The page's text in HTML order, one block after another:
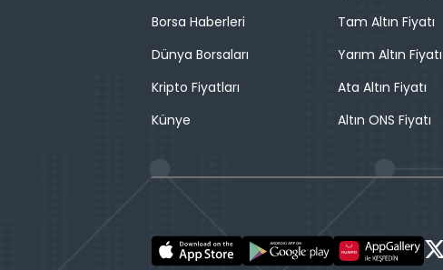
Borsa Haberleri
Dünya Borsaları
Kripto Fiyatları
Künye
Tam Altın Fiyatı
Yarım Altın Fiyatı
Ata Altın Fiyatı
Altın ONS Fiyatı